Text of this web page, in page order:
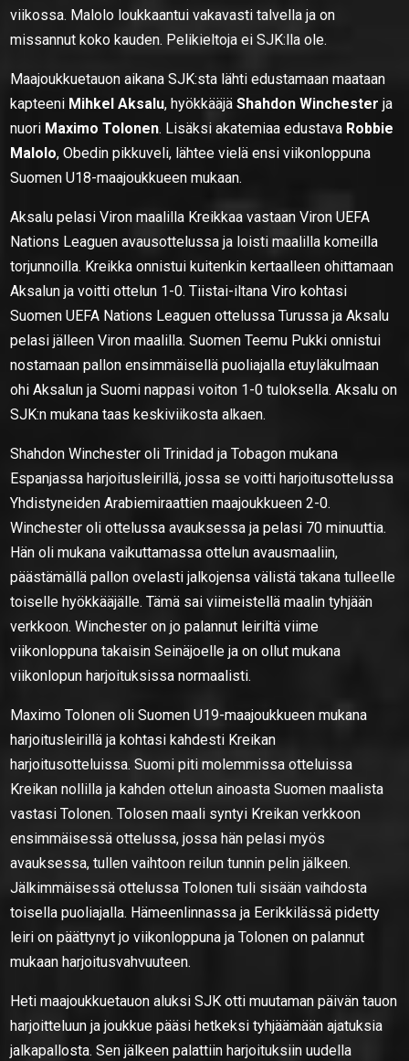
viikossa. Malolo loukkaantui vakavasti talvella ja on
missannut koko kauden. Pelikieltoja ei SJK:lla ole.
Maajoukkuetauon aikana SJK:sta lähti edustamaan maataan
kapteeni Mihkel Aksalu, hyökkääjäShahdon Winchester ja
nuori Maximo Tolonen. Lisäksi akatemiaa edustava Robbie
Malolo, Obedin pikkuveli, lähtee vielä ensi viikonloppuna
Suomen U18-maajoukkueen mukaan.
Aksalu pelasi Viron maalilla Kreikkaa vastaan Viron UEFA
Nations Leaguen avausottelussa ja loisti maalilla komeilla
torjunnoilla. Kreikka onnistui kuitenkin kertaalleen ohittamaan
Aksalun ja voitti ottelun 1-0. Tiistai-iltana Viro kohtasi
Suomen UEFA Nations Leaguen ottelussa Turussa ja Aksalu
pelasi jälleen Viron maalilla. Suomen Teemu Pukki onnistui
nostamaan pallon ensimmäisellä puoliajalla etuyläkulmaan
ohi Aksalun ja Suomi nappasi voiton 1-0 tuloksella. Aksalu on
SJK:n mukana taas keskiviikosta alkaen.
Shahdon Winchester oli Trinidad ja Tobagon mukana
Espanjassa harjoitusleirillä, jossa se voitti harjoitusottelussa
Yhdistyneiden Arabiemiraattien maajoukkueen 2-0.
Winchester oli ottelussa avauksessa ja pelasi 70 minuuttia.
Hän oli mukana vaikuttamassa ottelun avausmaaliin,
päästämällä pallon ovelasti jalkojensa välistä takana tulleelle
toiselle hyökkääjälle. Tämä sai viimeistellä maalin tyhjään
verkkoon. Winchester on jo palannut leiriltä viime
viikonloppuna takaisin Seinäjoelle ja on ollut mukana
viikonlopun harjoituksissa normaalisti.
Maximo Tolonen oli Suomen U19-maajoukkueen mukana
harjoitusleirillä ja kohtasi kahdesti Kreikan
harjoitusotteluissa. Suomi piti molemmissa otteluissa
Kreikan nollilla ja kahden ottelun ainoasta Suomen maalista
vastasi Tolonen. Tolosen maali syntyi Kreikan verkkoon
ensimmäisessä ottelussa, jossa hän pelasi myös
avauksessa, tullen vaihtoon reilun tunnin pelin jälkeen.
Jälkimmäisessä ottelussa Tolonen tuli sisään vaihdosta
toisella puoliajalla. Hämeenlinnassa ja Eerikkilässä pidetty
leiri on päättynyt jo viikonloppuna ja Tolonen on palannut
mukaan harjoitusvahvuuteen.
Heti maajoukkuetauon aluksi SJK otti muutaman päivän tauon
harjoitteluun ja joukkue pääsi hetkeksi tyhjäämään ajatuksia
jalkapallosta. Sen jälkeen palattiin harjoituksiin uudella